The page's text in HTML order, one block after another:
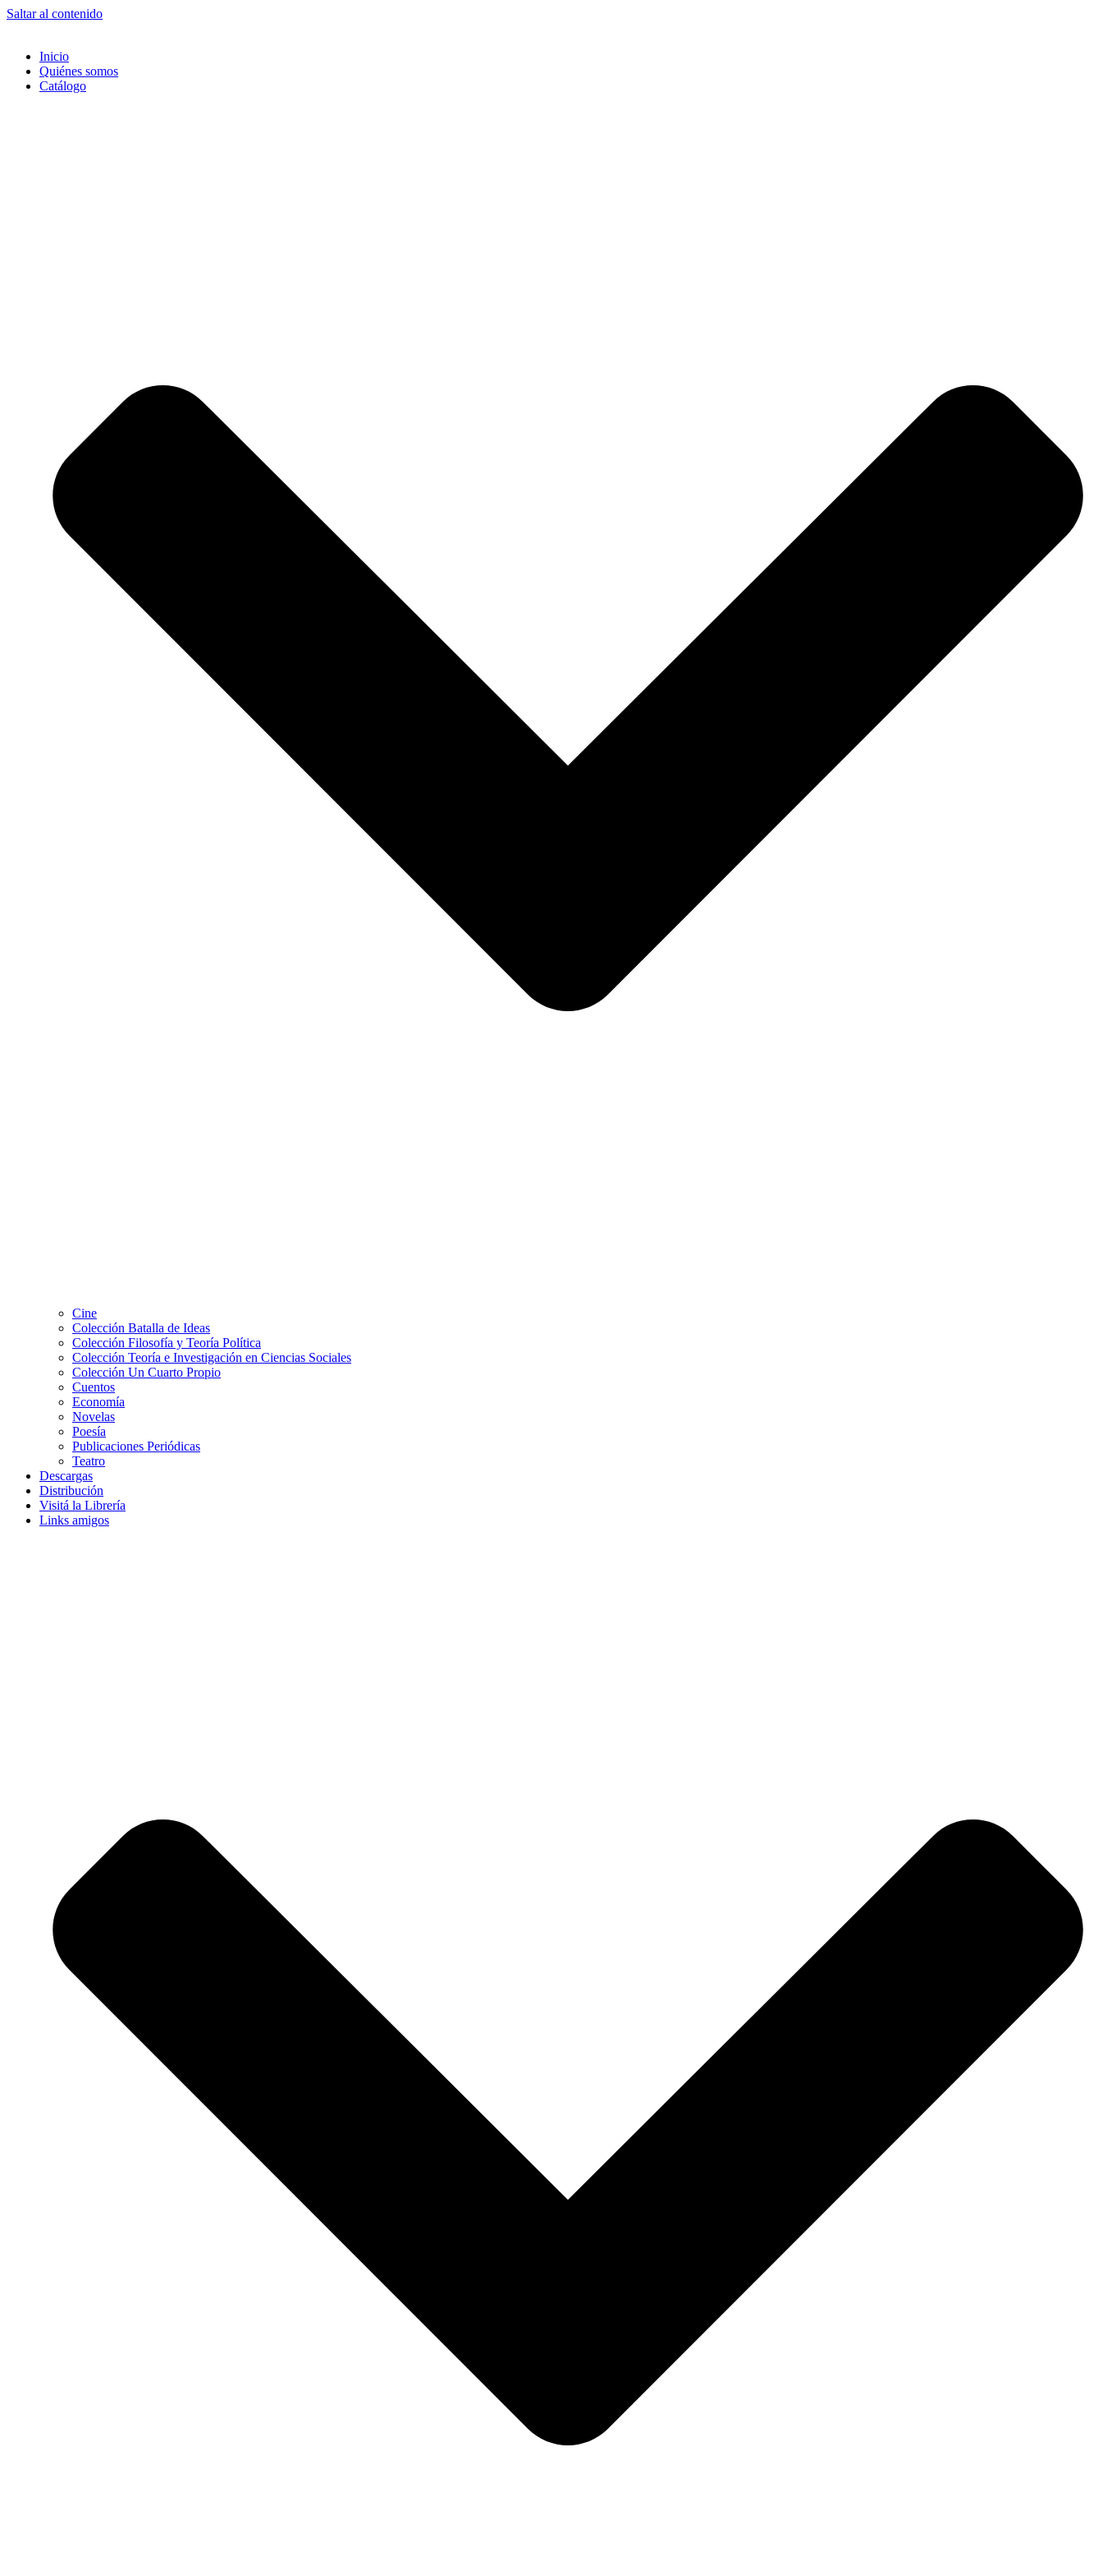
Saltar al contenido
Inicio
Quiénes somos
Catálogo
Cine
Colección Batalla de Ideas
Colección Filosofía y Teoría Política
Colección Teoría e Investigación en Ciencias Sociales
Colección Un Cuarto Propio
Cuentos
Economía
Novelas
Poesía
Publicaciones Periódicas
Teatro
Descargas
Distribución
Visitá la Librería
Links amigos